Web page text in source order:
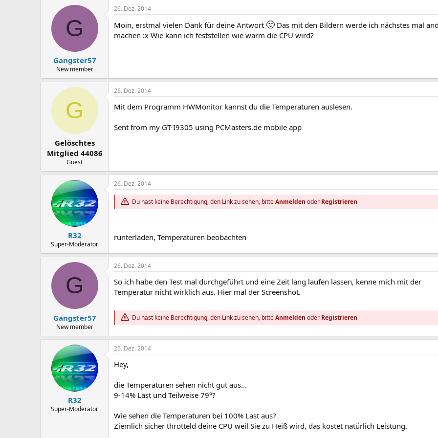
G
Gangster57
New member
26. Dez. 2014
Moin, erstmal vielen Dank für deine Antwort 🙂 Das mit den Bildern werde ich nächstes mal
machen :x Wie kann ich feststellen wie warm die CPU wird?
G
Gelöschtes
Mitglied 44086
Guest
26. Dez. 2014
Mit dem Programm HWMonitor kannst du die Temperaturen auslesen.
Sent from my GT-I9305 using PCMasters.de mobile app
R32
Super-Moderator
26. Dez. 2014
Du hast keine Berechtigung, den Link zu sehen, bitteAnmelden oder Registrieren
runterladen, Temperaturen beobachten
G
Gangster57
New member
26. Dez. 2014
So ich habe den Test mal durchgeführt und eine Zeit lang laufen lassen, kenne mich mit der
Temperatur nicht wirklich aus. Hier mal der Screenshot.
Du hast keine Berechtigung, den Link zu sehen, bitteAnmelden oder Registrieren
R32
Super-Moderator
26. Dez. 2014
Hey,
die Temperaturen sehen nicht gut aus...
9-14% Last und Teilweise 79°?
Wie sehen die Temperaturen bei 100% Last aus?
Ziemlich sicher throtteld deine CPU weil Sie zu Heiß wird, das kostet natürlich Leistung.